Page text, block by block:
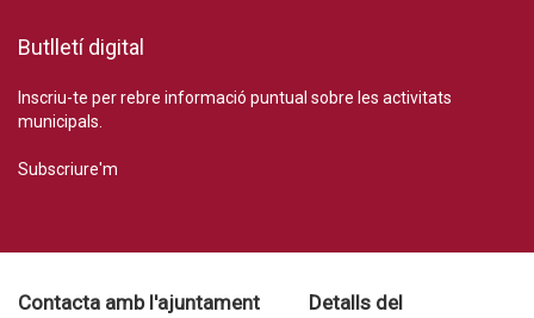
Butlletí digital
Inscriu-te per rebre informació puntual sobre les activitats
municipals.
Subscriure'm
Contacta amb l'ajuntament
Detalls del